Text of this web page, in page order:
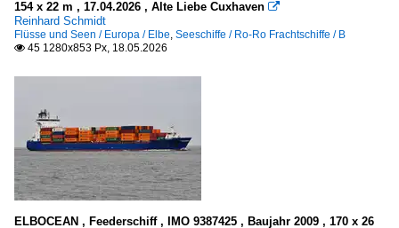
154 x 22 m , 17.04.2026 , Alte Liebe Cuxhaven 
Reinhard Schmidt
Flüsse und Seen / Europa / Elbe, Seeschiffe / Ro-Ro Frachtschiffe / B
 45 1280x853 Px, 18.05.2026
ELBOCEAN , Feederschiff , IMO 9387425 , Baujahr 2009 , 170 x 26